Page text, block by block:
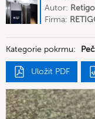
Autor:
Deutschland
Firma:
Kategorie pokrmu:
Uložit PDF